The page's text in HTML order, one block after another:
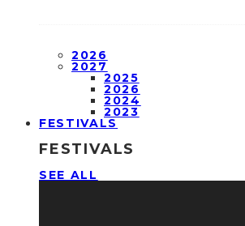
2026
2027
2025
2026
2024
2023
FESTIVALS
FESTIVALS
SEE ALL